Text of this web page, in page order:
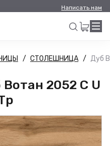
Написать нам
Искать
СТОЛЕШНИЦА Дуб
2052 C U